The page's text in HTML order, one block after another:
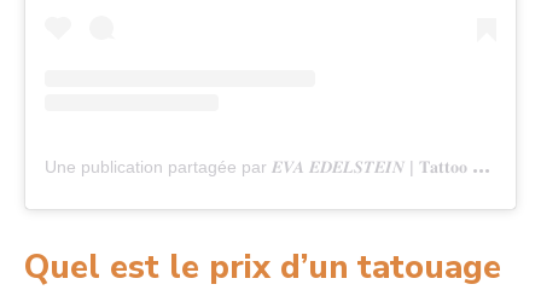
U
ne publication partagée par 𝑬𝑽𝑨 𝑬𝑫𝑬𝑳𝑺𝑻𝑬𝑰𝑵 | 𝐓𝐚𝐭𝐭𝐨𝐨 𝐀𝐫𝐭𝐢𝐬𝐭 (@eva_tattooist)
Quel est le prix d’un tatouage